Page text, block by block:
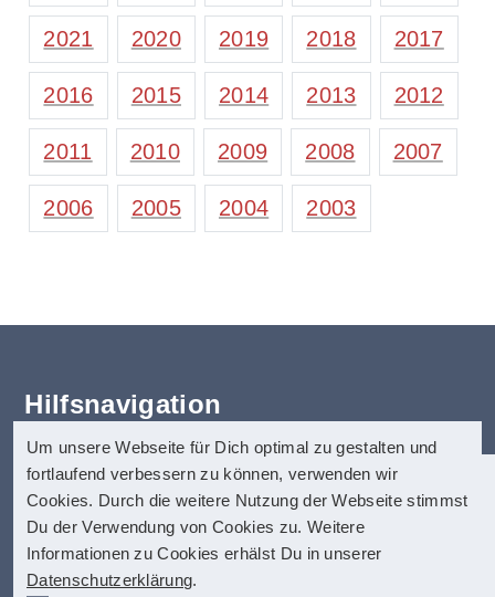
2021 2020 2019 2018 2017
2016 2015 2014 2013 2012
2011 2010 2009 2008 2007
2006 2005 2004 2003
Hilfsnavigation
Erklärung zur Barrierefreiheit
Startseite
Kontakt
Impressum
Datenschutz
Hilfe
anatom5 ist seit vielen Jahren auf digitale
Barrierefreiheit spezialisiert. Dazu zählen
anatom5 perception marketing
GmbH
Münsterstraße 121
40476 Düsseldorf
Um unsere Webseite für Dich optimal zu gestalten und
fortlaufend verbessern zu können, verwenden wir
Cookies. Durch die weitere Nutzung der Webseite stimmst
Du der Verwendung von Cookies zu. Weitere
Informationen zu Cookies erhälst Du in unserer
Datenschutzerklärung.